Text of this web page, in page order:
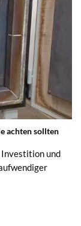
achten sollten
und